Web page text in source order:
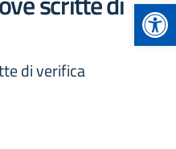
di verifica